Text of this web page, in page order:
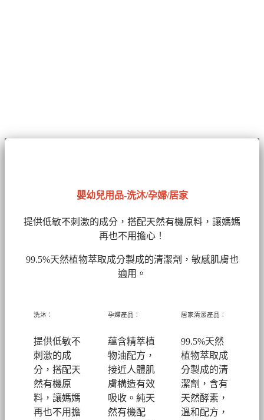
嬰幼兒用品-洗沐/孕婦/居家
提供低敏不刺激的成分，搭配天然有機原料，讓媽媽
再也不用擔心！
99.5%天然植物萃取成分製成的清潔劑 ，敏感肌膚也
適用。
洗沐：
提供低敏不
刺激的成
分，搭配天
然有機原
料，讓媽媽
再也不用擔
孕婦產品：
蘊含精萃植
物油配方，
接近人體肌
膚構造有效
吸收。純天
然有機配
居家清潔產品：
99.5%天然
植物萃取成
分製成的清
潔劑， 含有
天然酵素，
溫和配方，